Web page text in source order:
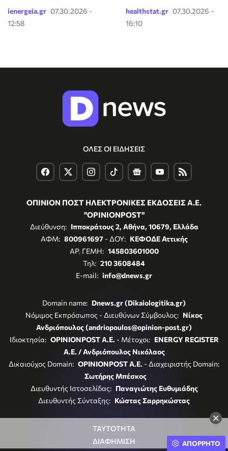
×
ienergeia.gr 07.30.2026 -
12:58
healthstat.gr 07.30.2026 -
16:10
ΟΛΕΣ ΟΙ ΕΙΔΗΣΕΙΣ
ΟΠΙΝΙΟΝ ΠΟΣΤ ΗΛΕΚΤΡΟΝΙΚΕΣ ΕΚΔΟΣΕΙΣ Α.Ε.
"OPINIONPOST"
Διεύθυνση: Ιπποκράτους 2, Αθήνα, 10679, Ελλάδα
ΑΦΜ: 800961697- ΔΟΥ: ΚΕΦΟΔΕ Αττικής
ΑΡ. ΓΕΜΗ: 145803601000
Τηλ: 210 3608484
E-mail: info@dnews.gr
Domain name: Dnews.gr (Dikaiologitika.gr)
Νόμιμος Εκπρόσωπος - Διευθύνων Σύμβουλος: Νίκος
Ανδριόπουλος (andriopoulos@opinion-post.gr)
Ιδιοκτησία: OPINIONPOST A.E. - Μέτοχοι: ENERGY REGISTER
Α.Ε. / Ανδριόπουλος Νικόλαος
Δικαιούχος Domain: OPINIONPOST A.E. - Διαχειριστής Domain:
Σωτήρης Μπέσκος
Διευθυντής Ιστοσελίδας: Παναγιώτης Ευθυμιάδης
Διευθυντής Σύνταξης: Κώστας Σαρρηκώστας
ΤΑΥΤΟΤΗΤΑ
ΔΙΑΦΗΜΙΣΗ
ΑΠΟΡΡΗΤΟ